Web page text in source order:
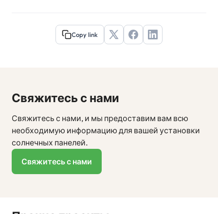
Copy link
Свяжитесь с нами
Свяжитесь с нами, и мы предоставим вам всю
необходимую информацию для вашей установки
солнечных панелей.
Свяжитесь с нами